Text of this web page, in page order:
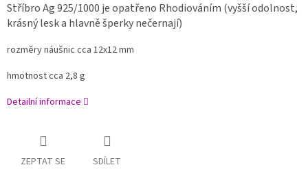
Stříbro Ag 925/1000 je opatřeno Rhodiováním (vyšší odolnost,
krásný lesk a hlavně šperky nečernají)
rozměry náušnic cca 12x12 mm
hmotnost cca 2,8 g
Detailní informace
ZEPTAT SE SDÍLET